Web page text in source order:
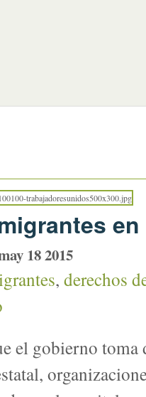
en
18 2015
, derechos
el gobierno toma